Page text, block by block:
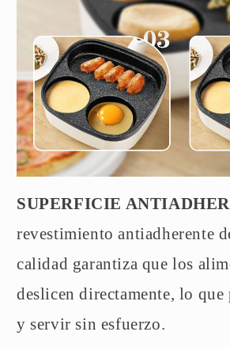
SUPERFICIE
revestimiento antiadherente
calidad garantiza que los
deslicen directamente, lo
y servir sin esfuerzo.